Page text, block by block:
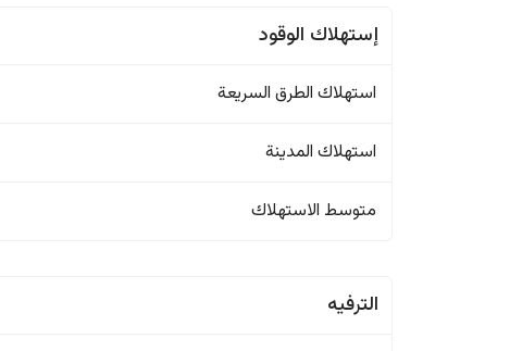
إستهلاك الوقود
استهلاك الطرق السريعة
استهلاك المدينة
متوسط الاستهلاك
الترفيه